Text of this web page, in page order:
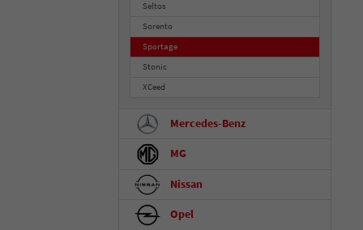
Seltos
Sorento
Sportage
Stonic
XCeed
Mercedes-Benz
MG
Nissan
Opel